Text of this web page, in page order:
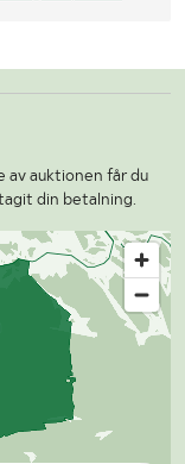
av auktionen får du
din betalning.